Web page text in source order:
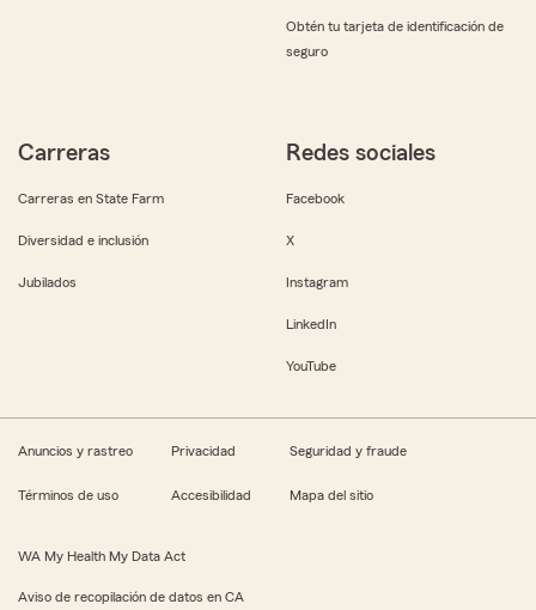
Obtén tu tarjeta de identificación de
seguro
Carreras
Carreras en State Farm
Diversidad e inclusión
Jubilados
Redes sociales
Facebook
X
Instagram
LinkedIn
YouTube
Anuncios y rastreo Privacidad Seguridad y fraude
Términos de uso Accesibilidad Mapa del sitio
WA My Health My Data Act
Aviso de recopilación de datos en CA